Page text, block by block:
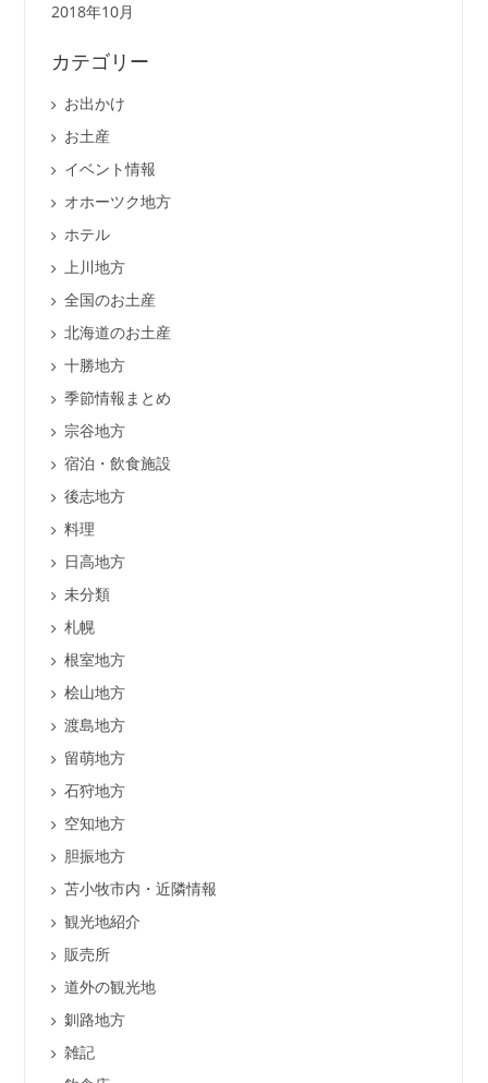
2018年10月
カテゴリー
お出かけ
お土産
イベント情報
オホーツク地方
ホテル
上川地方
全国のお土産
北海道のお土産
十勝地方
季節情報まとめ
宗谷地方
宿泊・飲食施設
後志地方
料理
日高地方
未分類
札幌
根室地方
桧山地方
渡島地方
留萌地方
石狩地方
空知地方
胆振地方
苫小牧市内・近隣情報
観光地紹介
販売所
道外の観光地
釧路地方
雑記